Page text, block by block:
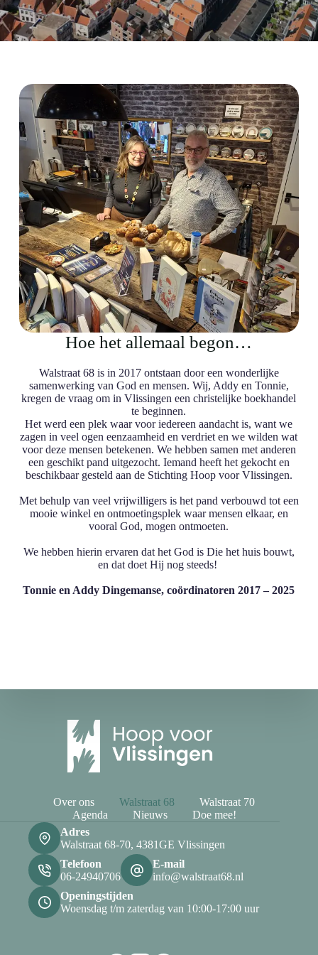
Hoe het allemaal begon…
Walstraat 68 is in 2017 ontstaan door een wonderlijke
samenwerking van God en mensen. Wij, Addy en Tonnie,
kregen de vraag om in Vlissingen een christelijke boekhandel
te beginnen.
Het werd een plek waar voor iedereen aandacht is, want we
zagen in veel ogen eenzaamheid en verdriet en we wilden wat
voor deze mensen betekenen. We hebben samen met anderen
een geschikt pand uitgezocht. Iemand heeft het gekocht en
beschikbaar gesteld aan de Stichting Hoop voor Vlissingen.
Met behulp van veel vrijwilligers is het pand verbouwd tot een
mooie winkel en ontmoetingsplek waar mensen elkaar, en
vooral God, mogen ontmoeten.
We hebben hierin ervaren dat het God is Die het huis bouwt,
en dat doet Hij nog steeds!
Tonnie en Addy Dingemanse, coördinatoren 2017 – 2025
Over ons Walstraat 68
Walstraat 70
Agenda
Nieuws
Doe mee!
Adres
Walstraat 68-70, 4381GE Vlissingen
Telefoon
06-24940706
E-mail
info@walstraat68.nl
Openingstijden
Woensdag t/m zaterdag van 10:00-17:00 uur